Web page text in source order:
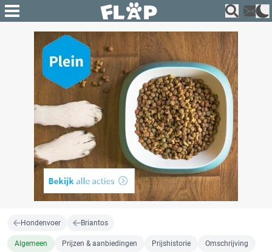
Hondenvoer Briantos
Algemeen Prijzen & aanbiedingen Prijshistorie Omschrijving